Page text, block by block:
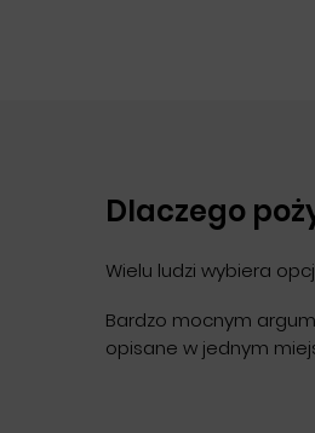
Dlaczego
Wielu ludzi wybiera
Bardzo mocnym
opisane w jednym